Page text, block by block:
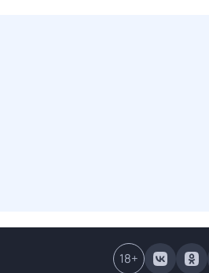
18+